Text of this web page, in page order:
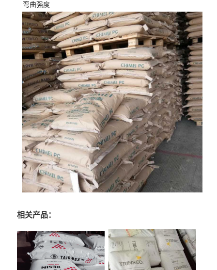
弯曲强度
相关产品：